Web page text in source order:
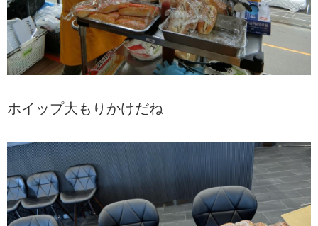
ホイップ大もりかけだね